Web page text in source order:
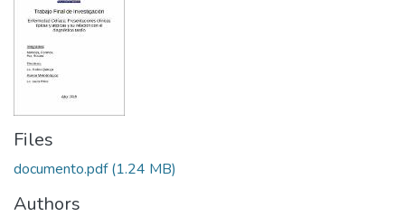
Files
documento.pdf(1.24 MB)
Authors